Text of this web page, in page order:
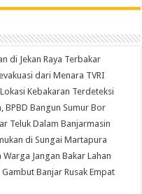
di Jekan Raya Terbakar
dari Menara TVRI
Kebakaran Terdeteksi
BPBD Bangun Sumur Bor
Teluk Dalam Banjarmasin
di Sungai Martapura
Jangan Bakar Lahan
Banjar Rusak Empat